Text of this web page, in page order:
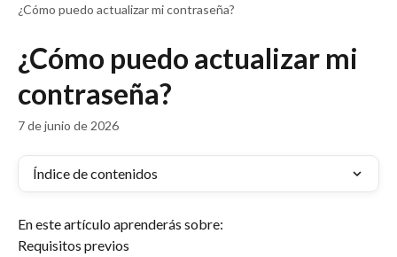
¿Cómo puedo actualizar mi contraseña?
¿Cómo puedo actualizar mi
contraseña?
7 de junio de 2026
Índice de contenidos
En este artículo aprenderás sobre:
Requisitos previos